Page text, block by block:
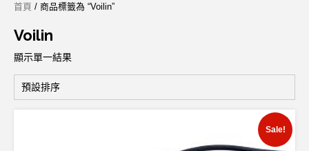
首頁 / 商品標籤為 “Voilin”
Voilin
顯示單一結果
Sale!